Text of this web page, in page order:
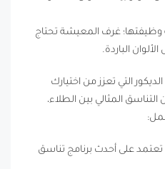
غرف المعيشة تحتاج
الباردة.
التي تعزز من اختيارك
المثالي بين الطلاء،
تعتمد على أحدث برنامج تناسق